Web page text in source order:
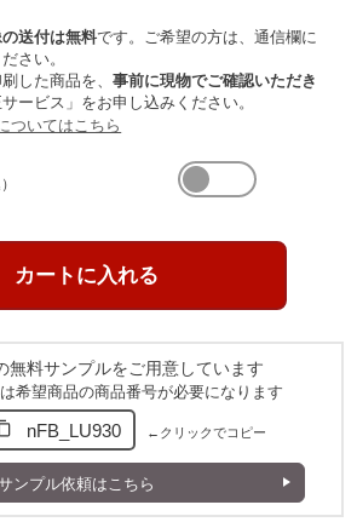
送付は無料です。ご希望の方は、通信欄に
さい。
した商品を、事前に現物でご確認いただき
ービス」をお申し込みください。
ついてはこちら
無料サンプルをご用意しています
希望商品の商品番号が必要になります
nFB_LU930 ←クリックでコピー
ンプル依頼はこちら